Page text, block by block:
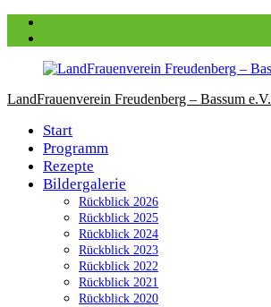
Zum
Inhalt
LandFrauenverein Freudenberg – Bassum e.V.
Start
Programm
Rezepte
Bildergalerie
Rückblick 2026
Rückblick 2025
Rückblick 2024
Rückblick 2023
Rückblick 2022
Rückblick 2021
Rückblick 2020